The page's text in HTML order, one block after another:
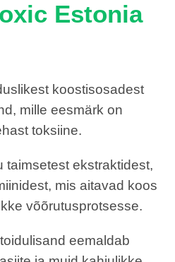
Estonia
koostisosadest
mille eesmärk on
toksiine.
taimsetest ekstraktidest,
mis aitavad koos
võõrutusprotsesse.
eemaldab